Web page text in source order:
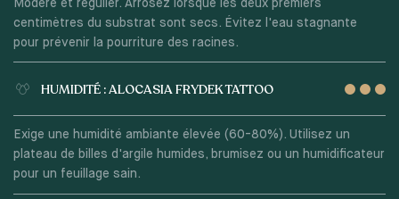
Modéré et régulier. Arrosez lorsque les deux premiers
centimètres du substrat sont secs. Évitez l'eau stagnante
pour prévenir la pourriture des racines.
HUMIDITÉ : ALOCASIA FRYDEK TATTOO
Exige une humidité ambiante élevée (60-80%). Utilisez un
plateau de billes d'argile humides, brumisez ou un humidificateur
pour un feuillage sain.